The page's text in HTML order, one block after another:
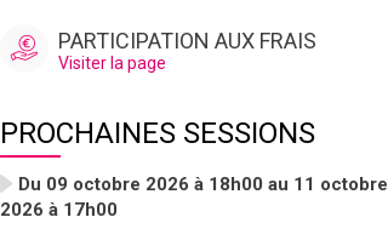
PARTICIPATION AUX FRAIS
Visiter la page
PROCHAINES SESSIONS
Du 09 octobre 2026 à 18h00 au 11 octobre
2026 à 17h00